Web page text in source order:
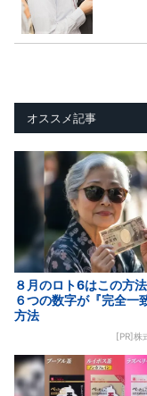
オススメ記事
８月のロト6はこの方
６つの数字が『完全一
方法
[PR]株